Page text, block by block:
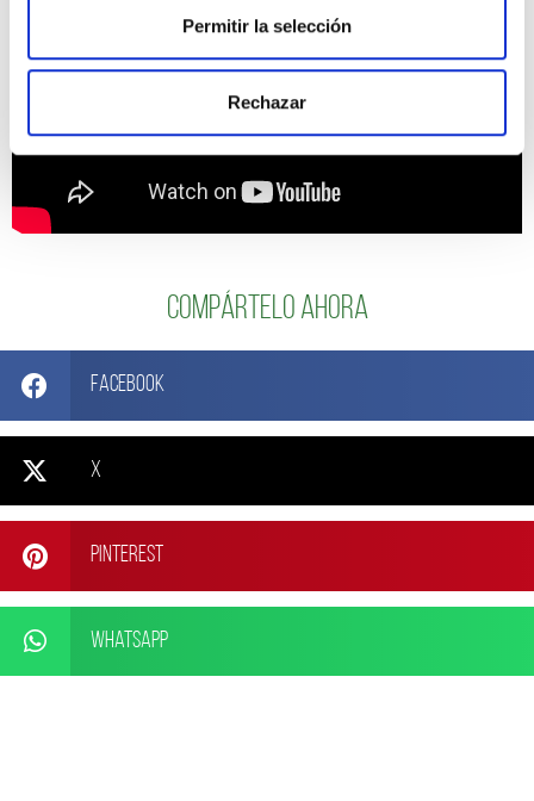
Permitir la selección
Rechazar
Compártelo ahora
Facebook
X
Pinterest
WhatsApp